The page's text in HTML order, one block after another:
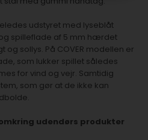
udstyret med lyseblåt
spilleflade af 5 mm hærdet
sollys. På COVER modellen er
som lukker spillet således
for vind og vejr. Samtidig
som gør at de ikke kan
udendørs produkter